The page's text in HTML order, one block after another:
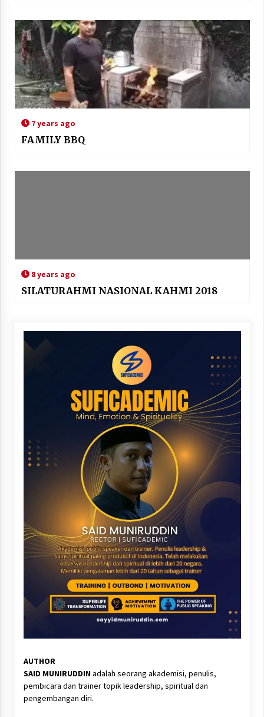
7 years ago
FAMILY BBQ
8 years ago
SILATURAHMI NASIONAL KAHMI 2018
AUTHOR
SAID MUNIRUDDINadalah seorang akademisi, penulis,
pembicara dan trainer topik leadership, spiritual dan
pengembangan diri.